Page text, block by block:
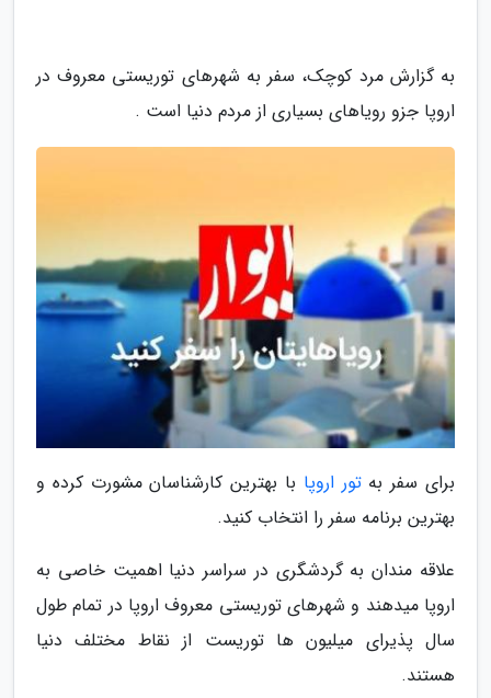
به گزارش مرد کوچک، سفر به شهرهای توریستی معروف در
اروپا جزو رویاهای بسیاری از مردم دنیا است .
برای سفر بهتور اروپا با بهترین کارشناسان مشورت کرده و
بهترین برنامه سفر را انتخاب کنید.
علاقه مندان به گردشگری در سراسر دنیا اهمیت خاصی به
اروپا میدهند و شهرهای توریستی معروف اروپا در تمام طول
سال پذیرای میلیون ها توریست از نقاط مختلف دنیا
هستند.